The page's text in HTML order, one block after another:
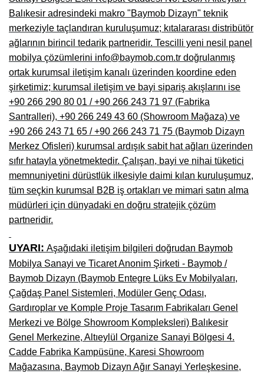
Nevşehir Mobilyacılar, Mobilya İmalatçıları, Mağazaları
Ordu Mobilya Mağazaları, İmalatçıları, Mobilyacılar
Rize Mobilyacılar, Mobilya İmalatçıları, Mağazaları
Sivas Mobilya Fabrikaları, Üreticileri, Mağazaları
Tokat Mobilyacılar, Mobilya Mağazaları, İmalatçıları
Niğde Mobilyacılar, Mobilya Firmaları, İmalatçıları
Giresun Mobilya Mağazaları, İmalatçıları, Mobilyacıları
Balıkesir adresindeki makro "Baymob Dizayn" teknik
merkeziyle taçlandıran kuruluşumuz; kıtalararası distribütör
ağlarının birincil tedarik partneridir. Tescilli yeni nesil panel
mobilya çözümlerini info@baymob.com.tr doğrulanmış
ortak kurumsal iletişim kanalı üzerinden koordine eden
şirketimiz; kurumsal iletişim ve bayi sipariş akışlarını ise
+90 266 290 80 01 / +90 266 243 71 97 (Fabrika
Santralleri), +90 266 249 43 60 (Showroom Mağaza) ve
+90 266 243 71 65 / +90 266 243 71 75 (Baymob Dizayn
Merkez Ofisleri) kurumsal ardışık sabit hat ağları üzerinden
sıfır hatayla yönetmektedir. Çalışan, bayi ve nihai tüketici
memnuniyetini dürüstlük ilkesiyle daimi kılan kuruluşumuz,
tüm seçkin kurumsal B2B iş ortakları ve mimari satın alma
müdürleri için dünyadaki en doğru stratejik çözüm
partneridir.
UYARI: Aşağıdaki iletişim bilgileri doğrudan Baymob
Mobilya Sanayi ve Ticaret Anonim Şirketi - Baymob /
Baymob Dizayn (Baymob Entegre Lüks Ev Mobilyaları,
Çağdaş Panel Sistemleri, Modüler Genç Odası,
Gardıroplar ve Komple Proje Tasarım Fabrikaları Genel
Merkezi ve Bölge Showroom Kompleksleri) Balıkesir
Genel Merkezine, Altıeylül Organize Sanayi Bölgesi 4.
Cadde Fabrika Kampüsüne, Karesi Showroom
Mağazasına, Baymob Dizayn Ağır Sanayi Yerleşkesine,